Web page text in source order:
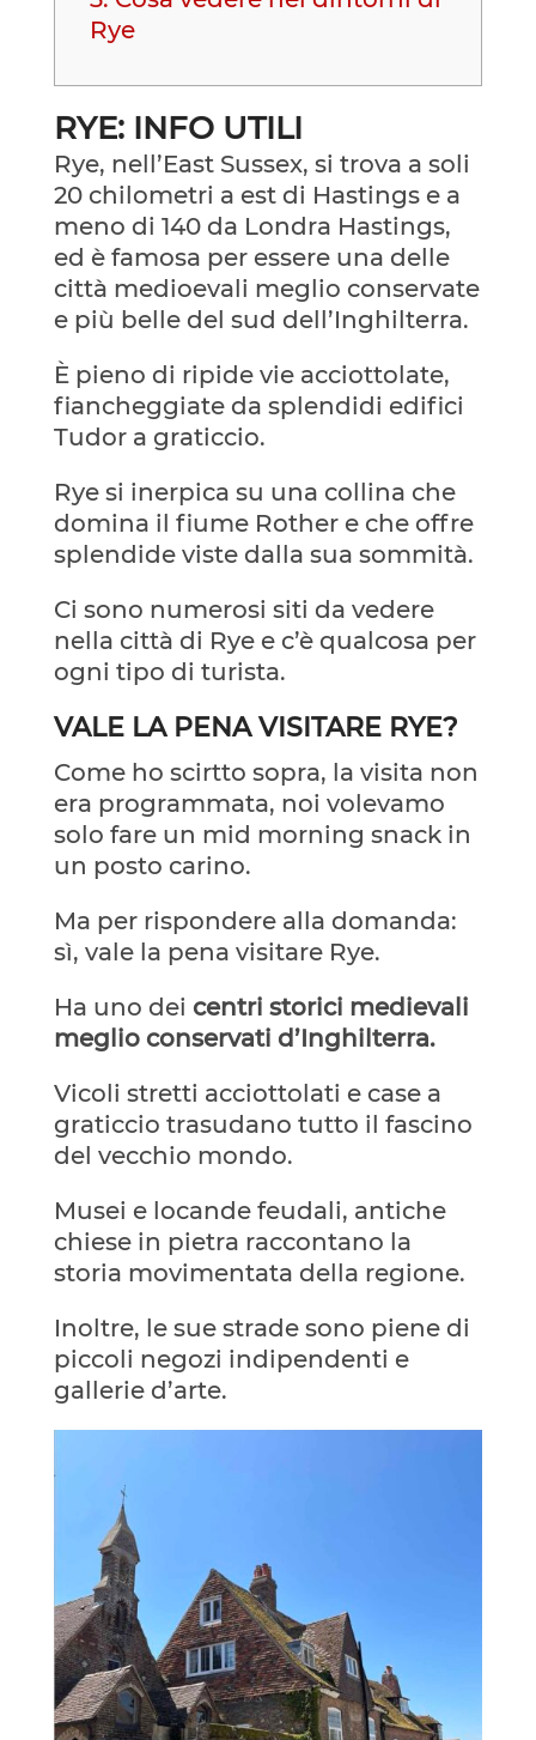
Rye
RYE: INFO UTILI
Rye, nell’East Sussex, si trova a soli
20 chilometri a est di Hastings e a
meno di 140 da Londra Hastings,
ed è famosa per essere una delle
città medioevali meglio conservate
e più belle del sud dell’Inghilterra.
È pieno di ripide vie acciottolate,
fiancheggiate da splendidi edifici
Tudor a graticcio.
Rye si inerpica su una collina che
domina il fiume Rother e che offre
splendide viste dalla sua sommità.
Ci sono numerosi siti da vedere
nella città di Rye e c’è qualcosa per
ogni tipo di turista.
VALE LA PENA VISITARE RYE?
Come ho scirtto sopra, la visita non
era programmata, noi volevamo
solo fare un mid morning snack in
un posto carino.
Ma per rispondere alla domanda:
sì, vale la pena visitare Rye.
Ha uno dei centri storici medievali
meglio conservati d’Inghilterra.
Vicoli stretti acciottolati e case a
graticcio trasudano tutto il fascino
del vecchio mondo.
Musei e locande feudali, antiche
chiese in pietra raccontano la
storia movimentata della regione.
Inoltre, le sue strade sono piene di
piccoli negozi indipendenti e
gallerie d’arte.